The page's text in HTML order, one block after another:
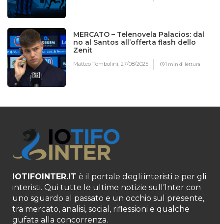
MERCATO – Telenovela Palacios: dal
no al Santos all’offerta flash dello
Zenit
Matteo Tombolini,27/08/2025 1 min di lettura
IOTIFOINTER.IT è il portale degli interisti e per gli
interisti. Qui tutte le ultime notizie sull’Inter con
uno sguardo al passato e un occhio sul presente,
tra mercato, analisi, social, riflessioni e qualche
gufata alla concorrenza.